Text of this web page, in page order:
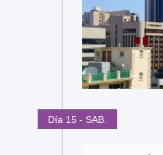
Día 15 - SAB.